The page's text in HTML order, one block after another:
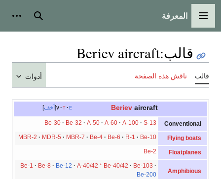
القائمة الرئيسية
المعرفة بحث
قالب:
Beriev aircraft
قالب ناقش هذه الصفحة أدوات
أخف v t e Beriev aircraft
Conventional
Be-30 Be-32 A-50 A-60 A-100 S-13
Flying boats
MBR-2 MDR-5 MBR-7 Be-4 Be-6 R-1 Be-10
Floatplanes
Be-2
Amphibious
Be-1 Be-8 Be-12 A-40/42 * Be-40/42
Be-103
Be-200